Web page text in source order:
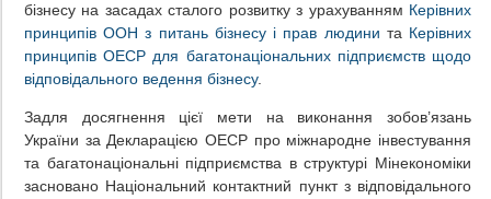
бізнесу на засадах сталого розвитку з урахуванням Керівних
принципів ООН з питань бізнесу і прав людини та Керівних
принципів ОЕСР для багатонаціональних підприємств щодо
відповідального ведення бізнесу.
Задля досягнення цієї мети на виконання зобов’язань
України за Декларацією ОЕСР про міжнародне інвестування
та багатонаціональні підприємства в структурі Мінекономіки
засновано Національний контактний пункт з відповідального